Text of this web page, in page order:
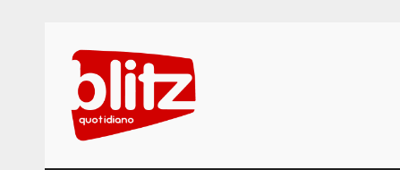
content